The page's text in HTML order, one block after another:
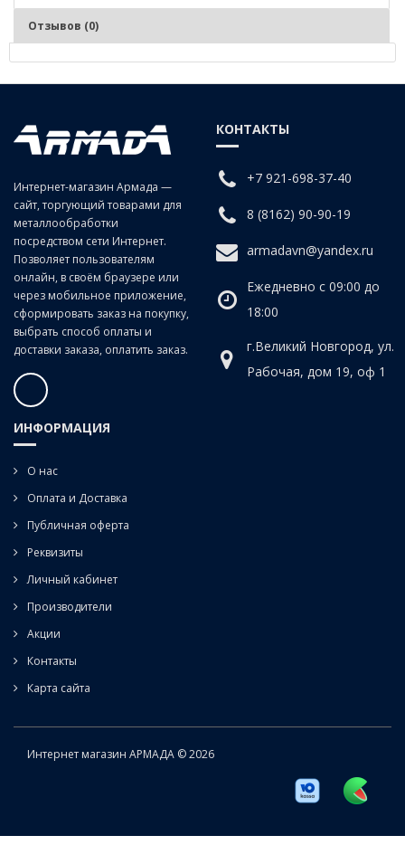
Отзывов (0)
Сверление цилиндрических отверстий в заготовках и изделиях из
чугунов, сталей средней и низкой твердости, цветных сплавах,
пластмассах, древесных материалов. Фиксация – во внутренний
конус Морзе напрямую или через переходные втулки.
Интернет-магазин Армада —
сайт, торгующий товарами для
металлообработки
посредством сети Интернет.
Позволяет пользователям
онлайн, в своём браузере или
через мобильное приложение,
сформировать заказ на покупку,
выбрать способ оплаты и
доставки заказа, оплатить заказ.
КОНТАКТЫ
+7 921-698-37-40
8 (8162) 90-90-19
armadavn@yandex.ru
Ежедневно с 09:00 до
18:00
г.Великий Новгород, ул.
Рабочая, дом 19, оф 1
ИНФОРМАЦИЯ
О нас
Оплата и Доставка
Публичная оферта
Реквизиты
Личный кабинет
Производители
Акции
Контакты
Карта сайта
Интернет магазин АРМАДА © 2026